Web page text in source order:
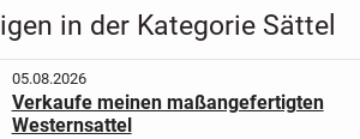
in der Kategorie Sättel
05.08.2026
Verkaufe meinen maßangefertigten
Westernsattel